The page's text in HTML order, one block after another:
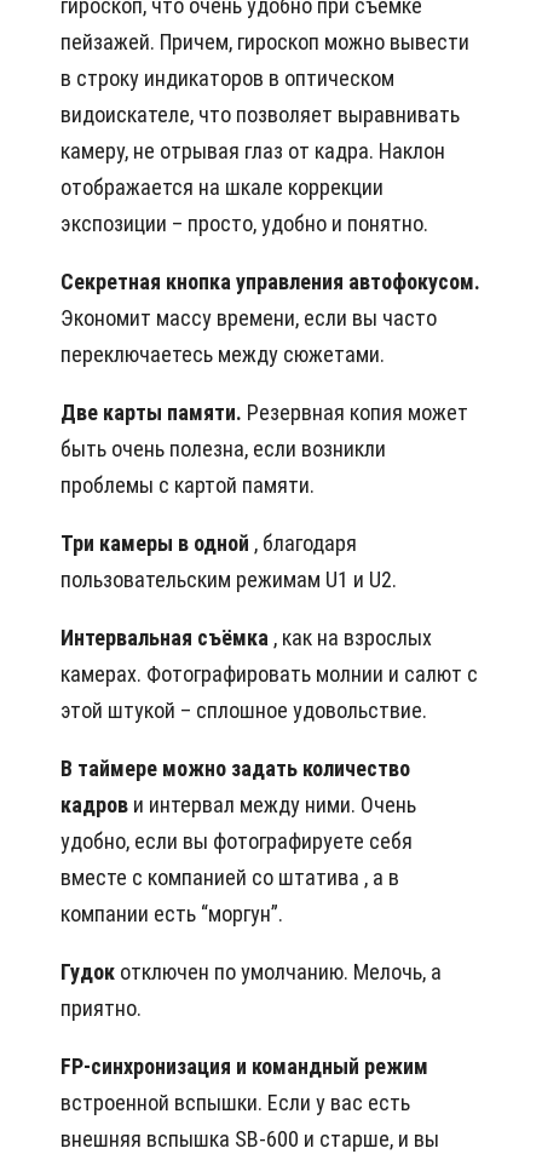
гироскоп, что очень удобно при съёмке
пейзажей. Причем, гироскоп можно вывести
в строку индикаторов в оптическом
видоискателе, что позволяет выравнивать
камеру, не отрывая глаз от кадра. Наклон
отображается на шкале коррекции
экспозиции – просто, удобно и понятно.
Секретная кнопка управления автофокусом.
Экономит массу времени, если вы часто
переключаетесь между сюжетами.
Две карты памяти. Резервная копия может
быть очень полезна, если возникли
проблемы с картой памяти.
Три камеры в одной , благодаря
пользовательским режимам U1 и U2.
Интервальная съёмка , как на взрослых
камерах. Фотографировать молнии и салют с
этой штукой – сплошное удовольствие.
В таймере можно задать количество
кадров и интервал между ними. Очень
удобно, если вы фотографируете себя
вместе с компанией со штатива , а в
компании есть “моргун”.
Гудок отключен по умолчанию. Мелочь, а
приятно.
FP-синхронизация и командный режим
встроенной вспышки. Если у вас есть
внешняя вспышка SB-600 и старше, и вы